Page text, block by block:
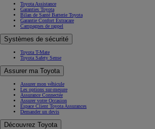
Toyota Assistance
Garanties Toyota
Bilan de Santé Batterie Toyota
Garantie Confort Extracare
Campagnes de rappel
Systèmes de sécurité
Toyota T-Mate
Toyota Safety Sense
Assurer ma Toyota
Assurer mon véhicule
Les options sur-mesure
Assurance Connectée
Assurer votre Occasion
Espace Client Toyota Assurances
Demander un devis
Découvrez Toyota